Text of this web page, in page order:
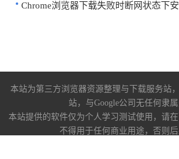
Chrome浏览器下载失败时断网状态下
本站为第三方浏览器资源整理与下载服务站
站，与Google公司无任何隶属
本站提供的软件仅为个人学习测试使用，请在
不得用于任何商业用途，否则后